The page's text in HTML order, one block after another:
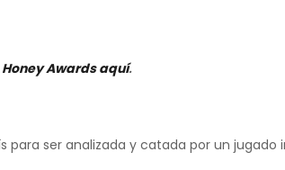
Awards aquí.
para ser analizada y catada por un